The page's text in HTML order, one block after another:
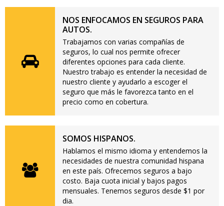
NOS ENFOCAMOS EN SEGUROS PARA
AUTOS.
Trabajamos con varias compañías de
seguros, lo cual nos permite ofrecer
diferentes opciones para cada cliente.
Nuestro trabajo es entender la necesidad de
nuestro cliente y ayudarlo a escoger el
seguro que más le favorezca tanto en el
precio como en cobertura.
SOMOS HISPANOS.
Hablamos el mismo idioma y entendemos la
necesidades de nuestra comunidad hispana
en este país. Ofrecemos seguros a bajo
costo. Baja cuota inicial y bajos pagos
mensuales. Tenemos seguros desde $1 por
dia.